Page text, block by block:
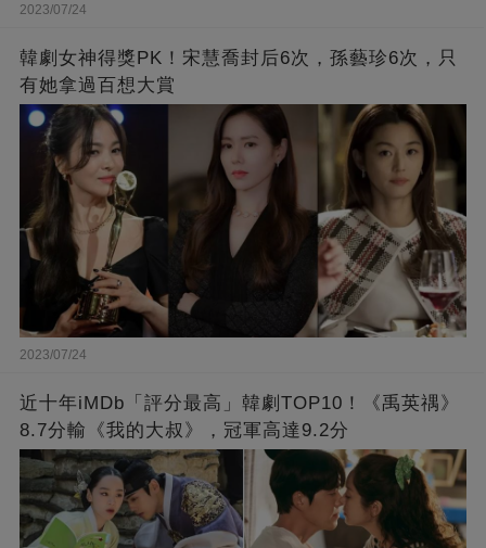
2023/07/24
韓劇女神得獎PK！宋慧喬封后6次，孫藝珍6次，只
有她拿過百想大賞
2023/07/24
近十年iMDb「評分最高」韓劇TOP10！《禹英禑》
8.7分輸《我的大叔》，冠軍高達9.2分